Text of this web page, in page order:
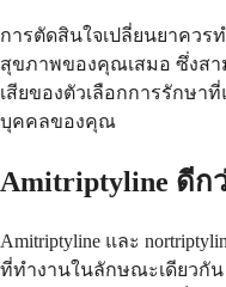
การตัดสินใจเปลี่ยนยาควร
สุขภาพของคุณเสมอ ซึ่งส
เสียของตัวเลือกการรักษา
บุคคลของคุณ
Amitriptyline ดีก
Amitriptyline และ
ที่ทำงานในลักษณะเดียวกั